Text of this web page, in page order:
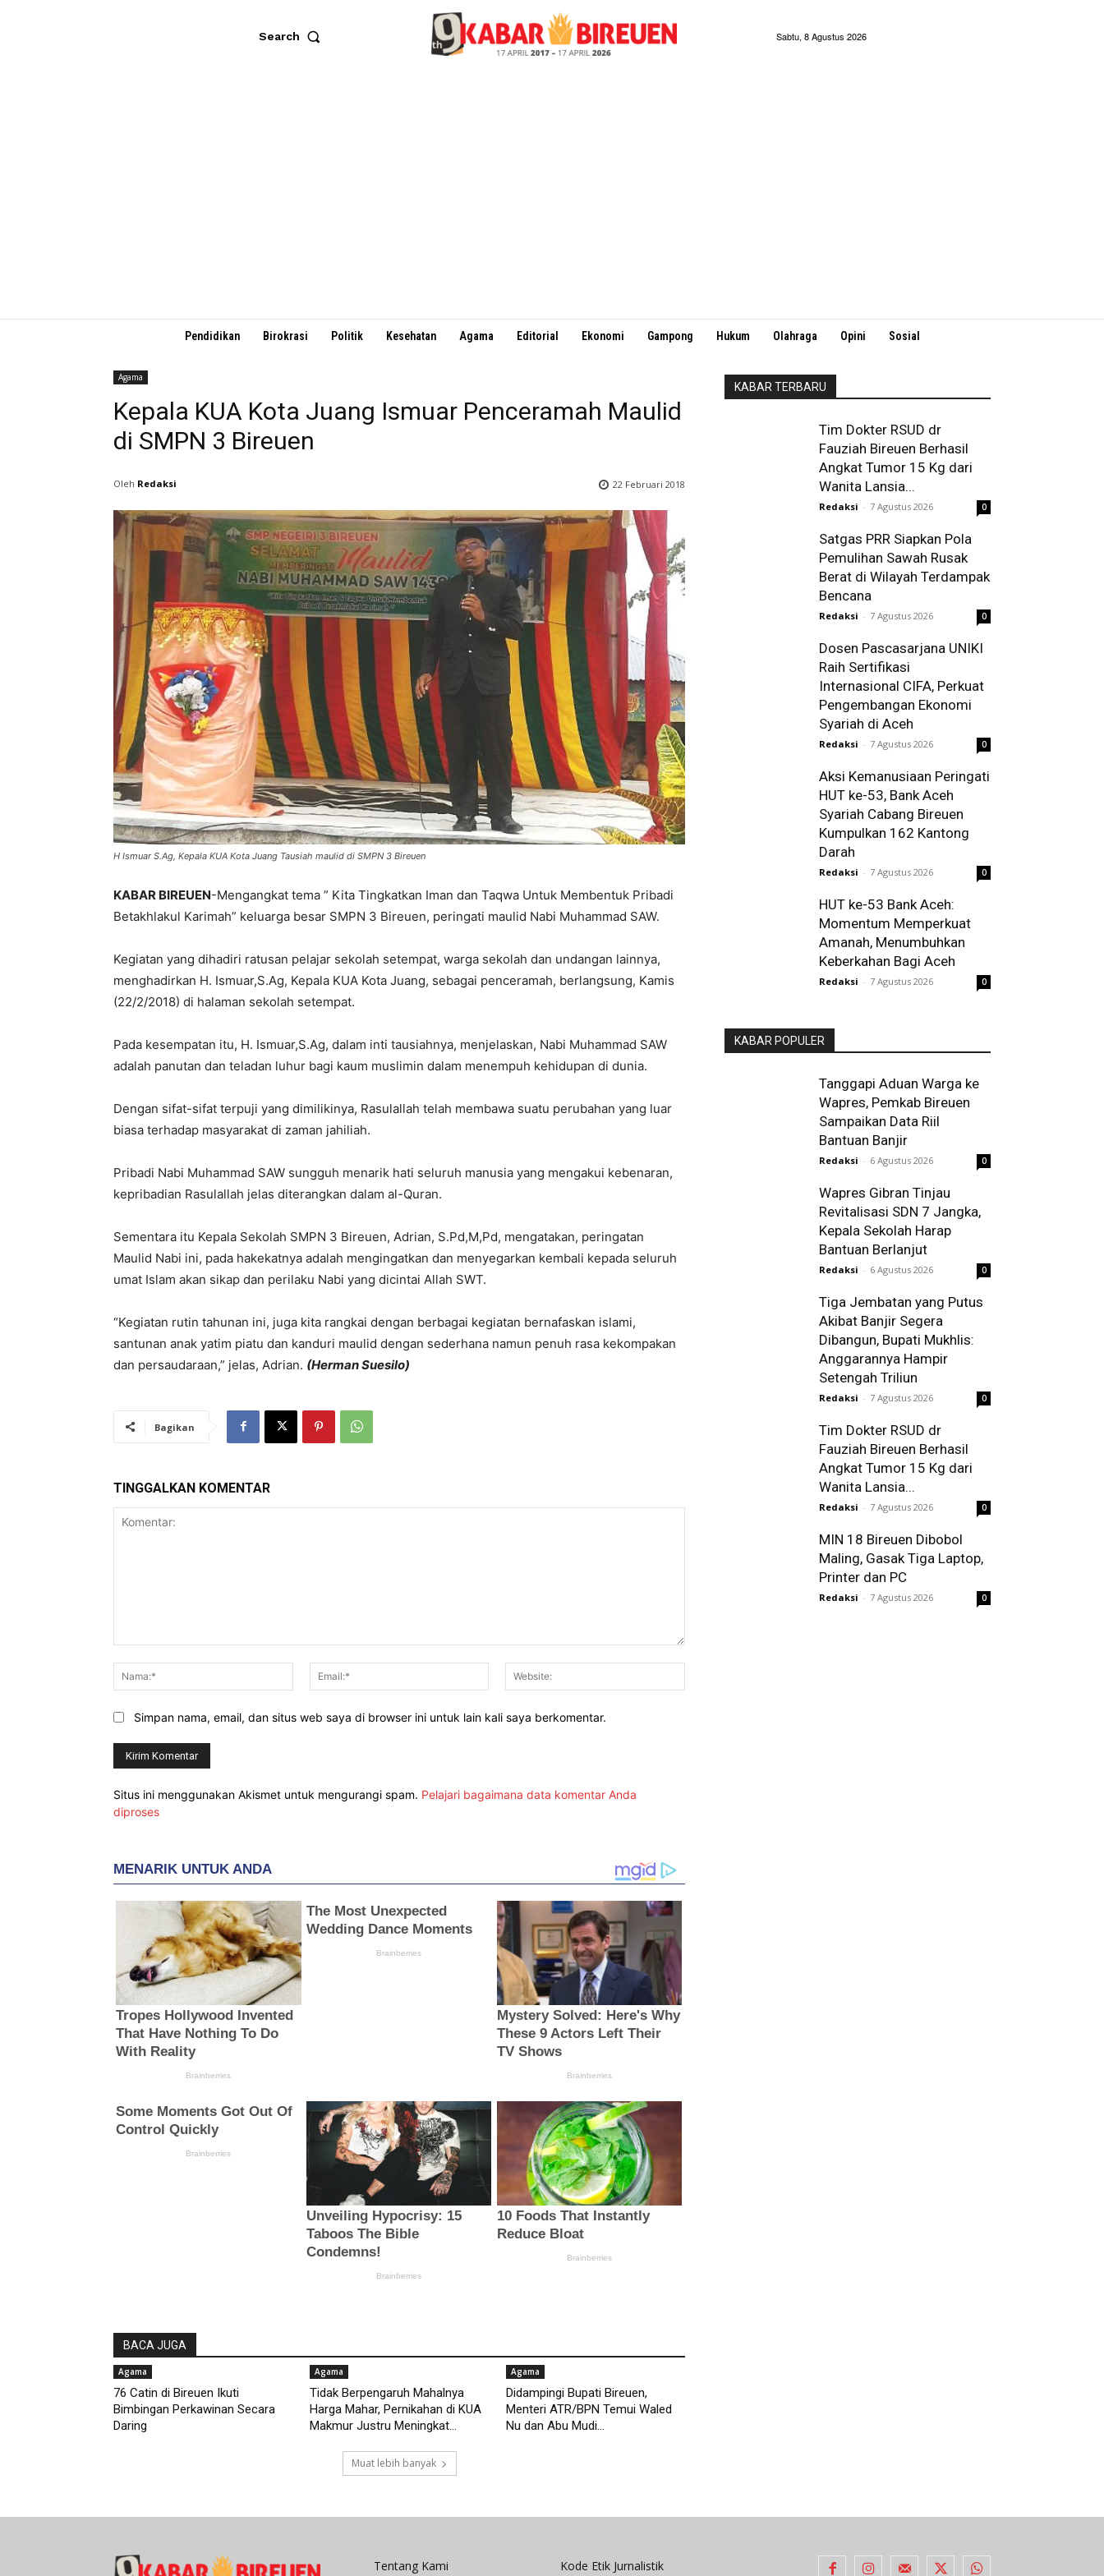
Search Sabtu, 8 Agustus 2026
Pendidikan Birokrasi Politik Kesehatan Agama Editorial Ekonomi Gampong Hukum Olahraga Opini Sosial
Agama
Kepala KUA Kota Juang Ismuar Penceramah Maulid
di SMPN 3 Bireuen
Oleh Redaksi 22 Februari 2018
H Ismuar S.Ag, Kepala KUA Kota Juang Tausiah maulid di SMPN 3 Bireuen
KABAR BIREUEN-Mengangkat tema ” Kita Tingkatkan Iman dan Taqwa Untuk Membentuk Pribadi
Betakhlakul Karimah” keluarga besar SMPN 3 Bireuen, peringati maulid Nabi Muhammad SAW.
Kegiatan yang dihadiri ratusan pelajar sekolah setempat, warga sekolah dan undangan lainnya,
menghadirkan H. Ismuar,S.Ag, Kepala KUA Kota Juang, sebagai penceramah, berlangsung, Kamis
(22/2/2018) di halaman sekolah setempat.
Pada kesempatan itu, H. Ismuar,S.Ag, dalam inti tausiahnya, menjelaskan, Nabi Muhammad SAW
adalah panutan dan teladan luhur bagi kaum muslimin dalam menempuh kehidupan di dunia.
Dengan sifat-sifat terpuji yang dimilikinya, Rasulallah telah membawa suatu perubahan yang luar
biasa terhadap masyarakat di zaman jahiliah.
Pribadi Nabi Muhammad SAW sungguh menarik hati seluruh manusia yang mengakui kebenaran,
kepribadian Rasulallah jelas diterangkan dalam al-Quran.
Sementara itu Kepala Sekolah SMPN 3 Bireuen, Adrian, S.Pd,M,Pd, mengatakan, peringatan
Maulid Nabi ini, pada hakekatnya adalah mengingatkan dan menyegarkan kembali kepada seluruh
umat Islam akan sikap dan perilaku Nabi yang dicintai Allah SWT.
“Kegiatan rutin tahunan ini, juga kita rangkai dengan berbagai kegiatan bernafaskan islami,
santunan anak yatim piatu dan kanduri maulid dengan sederhana namun penuh rasa kekompakan
dan persaudaraan,” jelas, Adrian. (Herman Suesilo)
Bagikan
TINGGALKAN KOMENTAR
Nama:*
Email:*
Simpan nama, email, dan situs web saya di browser ini untuk lain kali saya berkomentar.
Situs ini menggunakan Akismet untuk mengurangi spam. Pelajari bagaimana data komentar Anda
diproses
BACA JUGA
Agama
76 Catin di Bireuen Ikuti
Bimbingan Perkawinan Secara
Daring
Agama
Tidak Berpengaruh Mahalnya
Harga Mahar, Pernikahan di KUA
Makmur Justru Meningkat...
Agama
Didampingi Bupati Bireuen,
Menteri ATR/BPN Temui Waled
Nu dan Abu Mudi...
Muat lebih banyak
KABAR TERBARU
Tim Dokter RSUD dr
Fauziah Bireuen Berhasil
Angkat Tumor 15 Kg dari
Wanita Lansia...
Redaksi - 7 Agustus 2026 0
Satgas PRR Siapkan Pola
Pemulihan Sawah Rusak
Berat di Wilayah Terdampak
Bencana
Redaksi - 7 Agustus 2026 0
Dosen Pascasarjana UNIKI
Raih Sertifikasi
Internasional CIFA, Perkuat
Pengembangan Ekonomi
Syariah di Aceh
Redaksi - 7 Agustus 2026 0
Aksi Kemanusiaan Peringati
HUT ke-53, Bank Aceh
Syariah Cabang Bireuen
Kumpulkan 162 Kantong
Darah
Redaksi - 7 Agustus 2026 0
HUT ke-53 Bank Aceh:
Momentum Memperkuat
Amanah, Menumbuhkan
Keberkahan Bagi Aceh
Redaksi - 7 Agustus 2026 0
KABAR POPULER
Tanggapi Aduan Warga ke
Wapres, Pemkab Bireuen
Sampaikan Data Riil
Bantuan Banjir
Redaksi - 6 Agustus 2026 0
Wapres Gibran Tinjau
Revitalisasi SDN 7 Jangka,
Kepala Sekolah Harap
Bantuan Berlanjut
Redaksi - 6 Agustus 2026 0
Tiga Jembatan yang Putus
Akibat Banjir Segera
Dibangun, Bupati Mukhlis:
Anggarannya Hampir
Setengah Triliun
Redaksi - 7 Agustus 2026 0
Tim Dokter RSUD dr
Fauziah Bireuen Berhasil
Angkat Tumor 15 Kg dari
Wanita Lansia...
Redaksi - 7 Agustus 2026 0
MIN 18 Bireuen Dibobol
Maling, Gasak Tiga Laptop,
Printer dan PC
Redaksi - 7 Agustus 2026 0
Tentang Kami Kode Etik Jurnalistik